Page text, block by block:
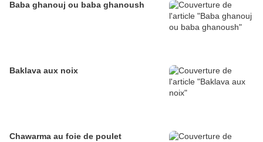
Baba ghanouj ou baba ghanoush
Baklava aux noix
Chawarma au foie de poulet